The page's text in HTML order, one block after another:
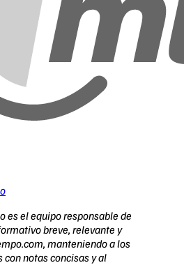
es el equipo responsable de
breve, relevante y
manteniendo a los
notas concisas y al